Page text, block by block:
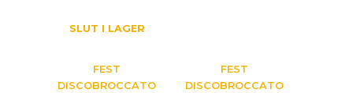
SLUT I LAGER
FEST
DISCOBROCCATO
FEST
DISCOBROCCATO